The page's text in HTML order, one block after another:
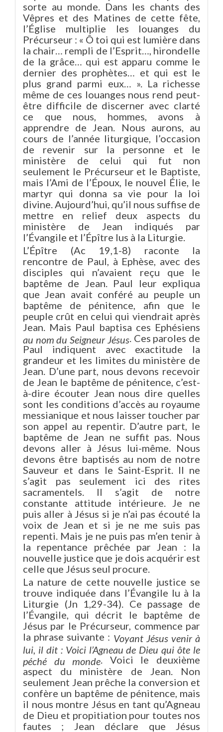
sorte au monde. Dans les chants des
Vêpres et des Matines de cette fête,
l’Église multiplie les louanges du
Précurseur : « Ô toi qui est lumière dans
la chair… rempli de l’Esprit…, hirondelle
de la grâce… qui est apparu comme le
dernier des prophètes… et qui est le
plus grand parmi eux… ». La richesse
même de ces louanges nous rend peut-
être difficile de discerner avec clarté
ce que nous, hommes, avons à
apprendre de Jean. Nous aurons, au
cours de l’année liturgique, l’occasion
de revenir sur la personne et le
ministère de celui qui fut non
seulement le Précurseur et le Baptiste,
mais l’Ami de l’Époux, le nouvel Élie, le
martyr qui donna sa vie pour la loi
divine. Aujourd’hui, qu’il nous suffise de
mettre en relief deux aspects du
ministère de Jean indiqués par
l’Évangile et l’Épître lus à la Liturgie.
L’Épître (Ac 19,1-8) raconte la
rencontre de Paul, à Ephèse, avec des
disciples qui n’avaient reçu que le
baptême de Jean. Paul leur expliqua
que Jean avait conféré au peuple un
baptême de pénitence, afin que le
peuple crût en celui qui viendrait après
Jean. Mais Paul baptisa ces Ephésiens
au nom du Seigneur Jésus. Ces paroles de
Paul indiquent avec exactitude la
grandeur et les limites du ministère de
Jean. D’une part, nous devons recevoir
de Jean le baptême de pénitence, c’est-
à-dire écouter Jean nous dire quelles
sont les conditions d’accès au royaume
messianique et nous laisser toucher par
son appel au repentir. D’autre part, le
baptême de Jean ne suffit pas. Nous
devons aller à Jésus lui-même. Nous
devons être baptisés au nom de notre
Sauveur et dans le Saint-Esprit. Il ne
s’agit pas seulement ici des rites
sacramentels. Il s’agit de notre
constante attitude intérieure. Je ne
puis aller à Jésus si je n’ai pas écouté la
voix de Jean et si je ne me suis pas
repenti. Mais je ne puis pas m’en tenir à
la repentance prêchée par Jean : la
nouvelle justice que je dois acquérir est
celle que Jésus seul procure.
La nature de cette nouvelle justice se
trouve indiquée dans l’Évangile lu à la
Liturgie (Jn 1,29-34). Ce passage de
l’Évangile, qui décrit le baptême de
Jésus par le Précurseur, commence par
la phrase suivante : Voyant Jésus venir à
lui, il dit : Voici l’Agneau de Dieu qui ôte le
péché du monde. Voici le deuxième
aspect du ministère de Jean. Non
seulement Jean prêche la conversion et
confère un baptême de pénitence, mais
il nous montre Jésus en tant qu’Agneau
de Dieu et propitiation pour toutes nos
fautes ; Jean déclare que Jésus